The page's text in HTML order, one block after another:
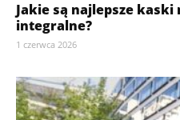
Jakie są najlepsze
integralne?
1 czerwca 2026